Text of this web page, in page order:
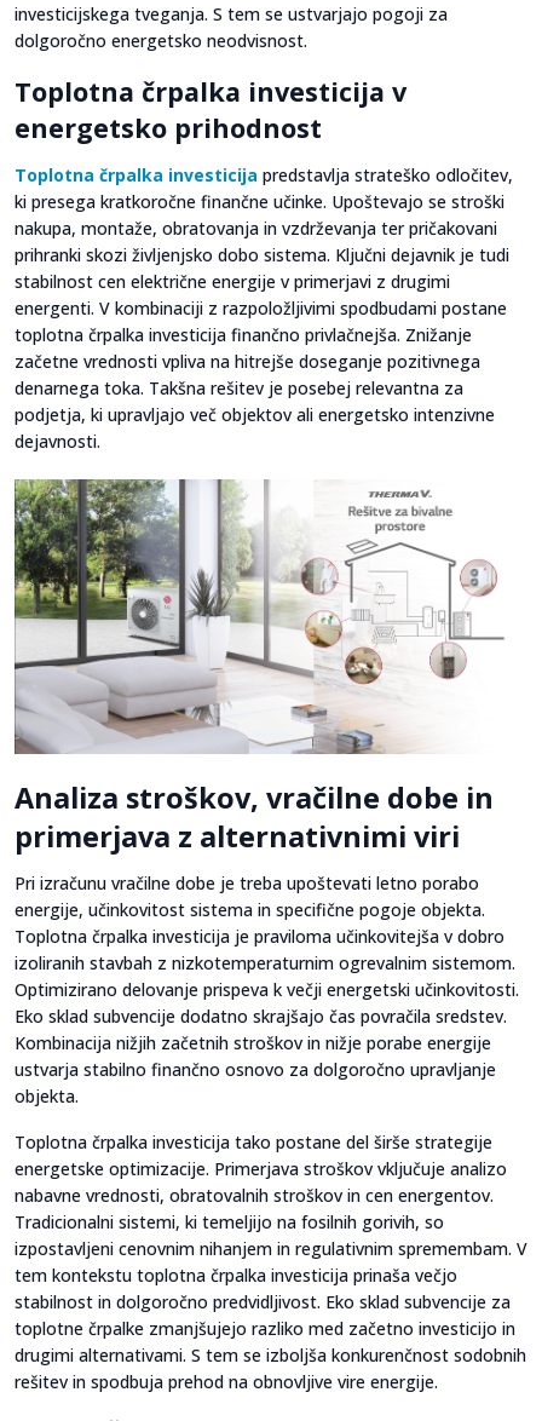
investicijskega tveganja. S tem se ustvarjajo pogoji za
dolgoročno energetsko neodvisnost.
Toplotna črpalka investicija v
energetsko prihodnost
Toplotna črpalka investicija predstavlja strateško odločitev,
ki presega kratkoročne finančne učinke. Upoštevajo se stroški
nakupa, montaže, obratovanja in vzdrževanja ter pričakovani
prihranki skozi življenjsko dobo sistema. Ključni dejavnik je tudi
stabilnost cen električne energije v primerjavi z drugimi
energenti. V kombinaciji z razpoložljivimi spodbudami postane
toplotna črpalka investicija finančno privlačnejša. Znižanje
začetne vrednosti vpliva na hitrejše doseganje pozitivnega
denarnega toka. Takšna rešitev je posebej relevantna za
podjetja, ki upravljajo več objektov ali energetsko intenzivne
dejavnosti.
Analiza stroškov, vračilne dobe in
primerjava z alternativnimi viri
Pri izračunu vračilne dobe je treba upoštevati letno porabo
energije, učinkovitost sistema in specifične pogoje objekta.
Toplotna črpalka investicija je praviloma učinkovitejša v dobro
izoliranih stavbah z nizkotemperaturnim ogrevalnim sistemom.
Optimizirano delovanje prispeva k večji energetski učinkovitosti.
Eko sklad subvencije dodatno skrajšajo čas povračila sredstev.
Kombinacija nižjih začetnih stroškov in nižje porabe energije
ustvarja stabilno finančno osnovo za dolgoročno upravljanje
objekta.
Toplotna črpalka investicija tako postane del širše strategije
energetske optimizacije. Primerjava stroškov vključuje analizo
nabavne vrednosti, obratovalnih stroškov in cen energentov.
Tradicionalni sistemi, ki temeljijo na fosilnih gorivih, so
izpostavljeni cenovnim nihanjem in regulativnim spremembam. V
tem kontekstu toplotna črpalka investicija prinaša večjo
stabilnost in dolgoročno predvidljivost. Eko sklad subvencije za
toplotne črpalke zmanjšujejo razliko med začetno investicijo in
drugimi alternativami. S tem se izboljša konkurenčnost sodobnih
rešitev in spodbuja prehod na obnovljive vire energije.